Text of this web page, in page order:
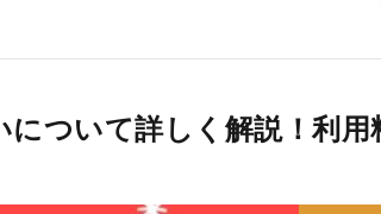
について詳しく解説！利用